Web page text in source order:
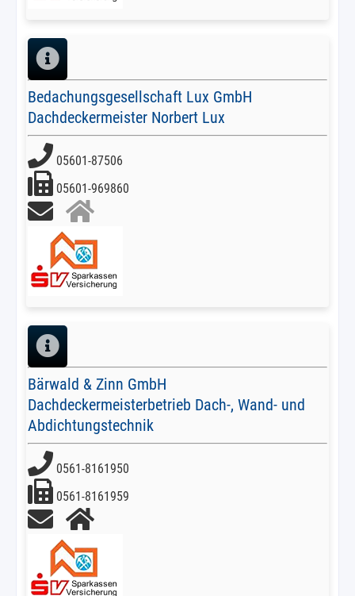
Bedachungsgesellschaft Lux GmbH
Dachdeckermeister Norbert Lux
05601-87506
05601-969860
Bärwald & Zinn GmbH
Dachdeckermeisterbetrieb Dach-, Wand- und
Abdichtungstechnik
0561-8161950
0561-8161959